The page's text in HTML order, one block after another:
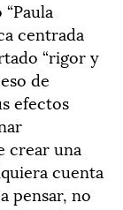
centrada
“rigor y
de
efectos
crear una
cuenta
pensar, no